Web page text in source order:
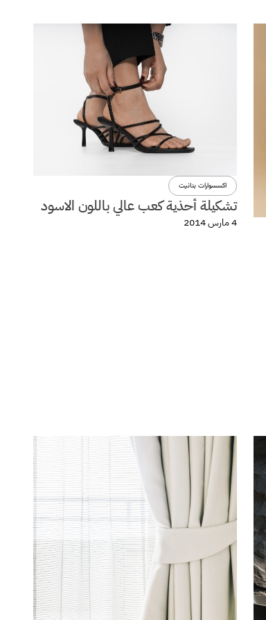
اكسسوارات بنانيت
تشكيلة أحذية كعب عالي باللون الاسود
4 مارس 2014